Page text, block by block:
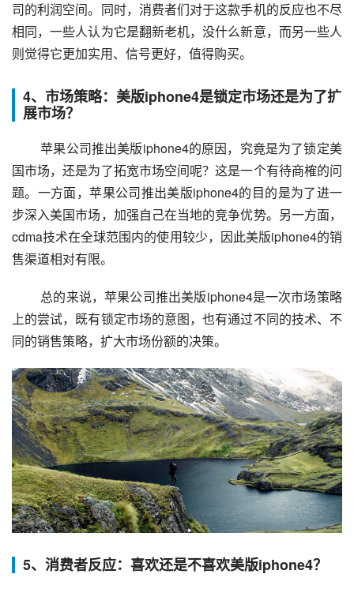
司的利润空间。同时，消费者们对于这款手机的反应也不尽
相同，一些人认为它是翻新老机，没什么新意，而另一些人
则觉得它更加实用、信号更好，值得购买。
4、市场策略：美版iphone4是锁定市场还是为了扩
展市场？
苹果公司推出美版iphone4的原因，究竟是为了锁定美
国市场，还是为了拓宽市场空间呢？这是一个有待商榷的问
题。一方面，苹果公司推出美版iphone4的目的是为了进一
步深入美国市场，加强自己在当地的竞争优势。另一方面，
cdma技术在全球范围内的使用较少，因此美版iphone4的销
售渠道相对有限。
上的尝试，既有锁定市场的意图，也有通过不同的技术、不
同的销售策略，扩大市场份额的决策。
5、消费者反应：喜欢还是不喜欢美版iphone4？